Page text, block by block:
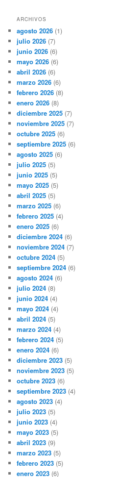
ARCHIVOS
agosto 2026 (1)
julio 2026 (7)
junio 2026 (6)
mayo 2026 (6)
abril 2026 (6)
marzo 2026 (6)
febrero 2026 (8)
enero 2026 (8)
diciembre 2025 (7)
noviembre 2025 (7)
octubre 2025 (6)
septiembre 2025 (6)
agosto 2025 (6)
julio 2025 (5)
junio 2025 (5)
mayo 2025 (5)
abril 2025 (5)
marzo 2025 (6)
febrero 2025 (4)
enero 2025 (6)
diciembre 2024 (6)
noviembre 2024 (7)
octubre 2024 (5)
septiembre 2024 (6)
agosto 2024 (6)
julio 2024 (8)
junio 2024 (4)
mayo 2024 (4)
abril 2024 (5)
marzo 2024 (4)
febrero 2024 (5)
enero 2024 (6)
diciembre 2023 (5)
noviembre 2023 (5)
octubre 2023 (6)
septiembre 2023 (4)
agosto 2023 (4)
julio 2023 (5)
junio 2023 (4)
mayo 2023 (5)
abril 2023 (9)
marzo 2023 (5)
febrero 2023 (5)
enero 2023 (6)